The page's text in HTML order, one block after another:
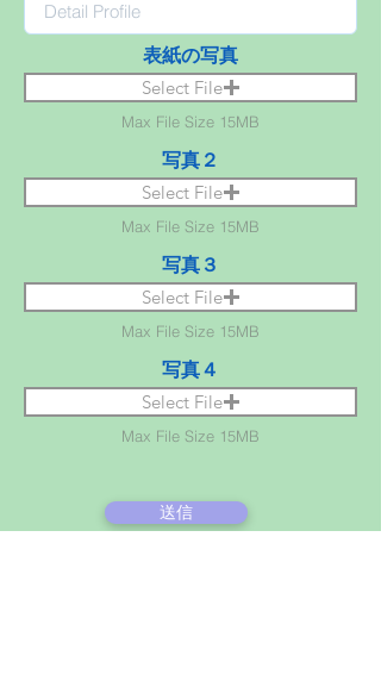
表紙の写真
Select File
Max File Size 15MB
写真２
Select File
Max File Size 15MB
写真３
Select File
Max File Size 15MB
写真４
Select File
Max File Size 15MB
送信